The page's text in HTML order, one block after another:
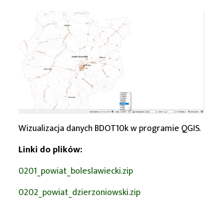
Wizualizacja danych BDOT10k w programie QGIS.
Linki do plików:
0201_powiat_boleslawiecki.zip
0202_powiat_dzierzoniowski.zip